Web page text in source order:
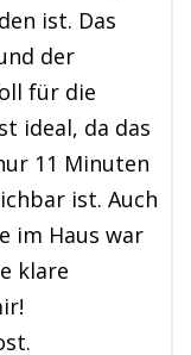
ist. Das
der
für die
ideal, da das
11 Minuten
ist. Auch
im Haus war
klare